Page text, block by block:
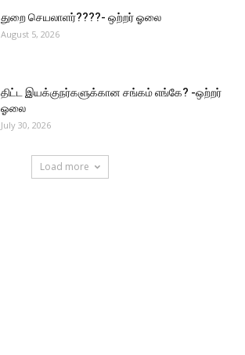
துறை செயலாளர்????- ஒற்றர் ஓலை
August 5, 2026
திட்ட இயக்குநர்களுக்கான சங்கம் எங்கே? -ஒற்றர்
ஓலை
July 30, 2026
Load more